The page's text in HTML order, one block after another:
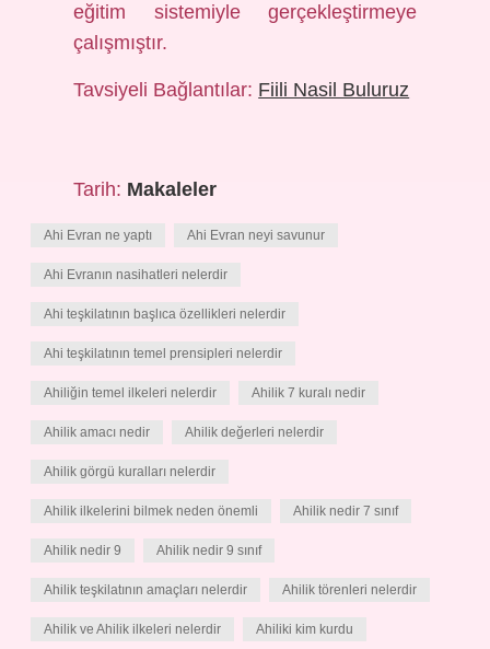
eğitim sistemiyle gerçekleştirmeye
çalışmıştır.
Tavsiyeli Bağlantılar: Fiili Nasil Buluruz
Tarih: Makaleler
Ahi Evran ne yaptı Ahi Evran neyi savunur
Ahi Evranın nasihatleri nelerdir
Ahi teşkilatının başlıca özellikleri nelerdir
Ahi teşkilatının temel prensipleri nelerdir
Ahiliğin temel ilkeleri nelerdir Ahilik 7 kuralı nedir
Ahilik amacı nedir Ahilik değerleri nelerdir
Ahilik görgü kuralları nelerdir
Ahilik ilkelerini bilmek neden önemli Ahilik nedir 7 sınıf
Ahilik nedir 9 Ahilik nedir 9 sınıf
Ahilik teşkilatının amaçları nelerdir Ahilik törenleri nelerdir
Ahilik ve Ahilik ilkeleri nelerdir Ahiliki kim kurdu